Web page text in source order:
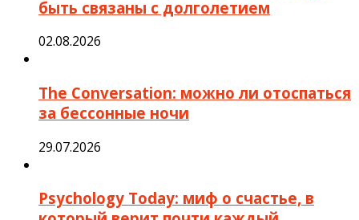
быть связаны с долголетием
02.08.2026
The Conversation: можно ли отоспаться
за бессонные ночи
29.07.2026
Psychology Today: миф о счастье, в